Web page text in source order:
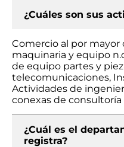
¿Cuáles son sus
Comercio al por mayor
maquinaria y equipo
de equipo partes y
telecomunicaciones,
Actividades de
conexas de
¿Cuál es el
registra?